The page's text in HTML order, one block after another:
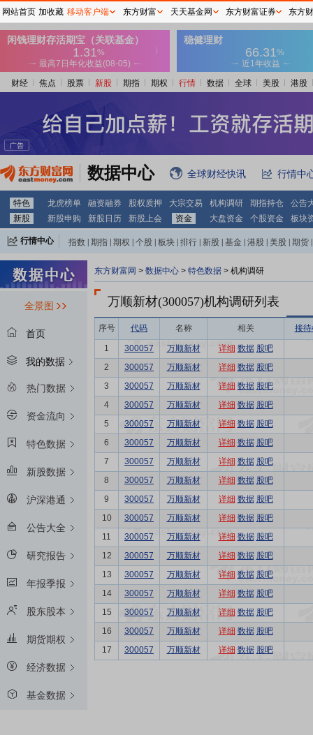
财经 焦点 股票 新股 期指 期权 行情 数据 全球 美股 港股
数据中心 全球财经快讯 行情中
特色 龙虎榜单 融资融券 股权质押 大宗交易 机构调研 期指持仓
公告
新股
新股申购 新股日历 新股上会 资金 大盘资金 个股资金 板块
行情中心 指数 期指 期权 个股 板块 排行 新股 基金 港股 美股 期货
全景图
首页
我的数据
热门数据
资金流向
特色数据
新股数据
沪深港通
公告大全
研究报告
年报季报
股东股本
期货期权
经济数据
基金数据
东方财富网 > 数据中心 > 特色数据 > 机构调研
万顺新材(300057)机构调研列表
序号 代码 名称 相关 接
1 300057 万顺新材 详细 数据 股吧
2
300057 万顺新材 详细 数据 股吧
3
300057 万顺新材 详细 数据 股吧
4
300057 万顺新材 详细 数据 股吧
5
300057 万顺新材 详细 数据 股吧
6
300057 万顺新材 详细 数据 股吧
7
300057 万顺新材 详细 数据 股吧
8
300057 万顺新材 详细 数据 股吧
9
300057 万顺新材 详细 数据 股吧
10
300057 万顺新材 详细 数据 股吧
11
300057 万顺新材 详细 数据 股吧
12
300057 万顺新材 详细 数据 股吧
13
300057 万顺新材 详细 数据 股吧
14
300057 万顺新材 详细 数据 股吧
15
300057 万顺新材 详细 数据 股吧
16
300057 万顺新材 详细 数据 股吧
17
300057 万顺新材 详细 数据 股吧
网站首页 加收藏 移动客户端 东方财富 天天基金网 东方财富证券 东方